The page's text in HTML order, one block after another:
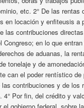
etc. 2° De las rentas
en locación y enfiteusis a
las contribuciones
Congreso; en lo que
de aduanas, la
tonelaje y de
can el poder rentístico de
las contribuciones y de los
4° Por fin, del crédito y